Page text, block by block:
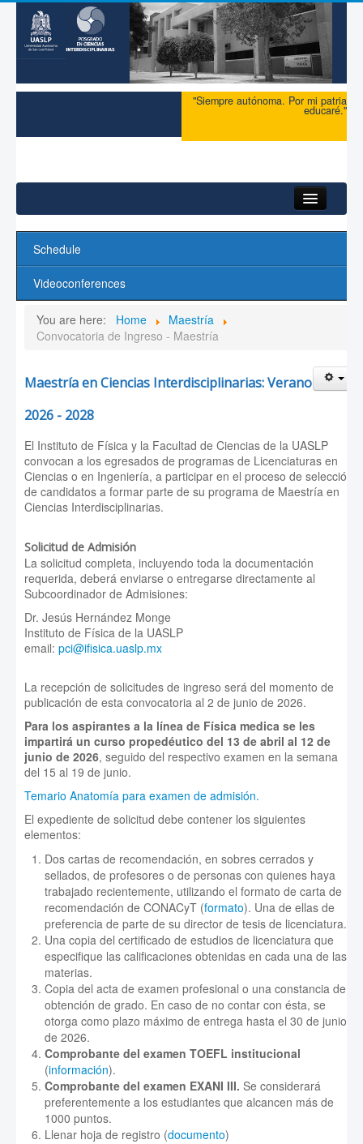
"Siempre autónoma. Por mi patria
educaré."
Research
Schedule
Videoconferences
You are here: Home
Maestría
Convocatoria de Ingreso - Maestría
Maestría en Ciencias Interdisciplinarias: Verano
2026 - 2028
El Instituto de Física y la Facultad de Ciencias de la UASLP
convocan a los egresados de programas de Licenciaturas en
Ciencias o en Ingeniería, a participar en el proceso de selección
de candidatos a formar parte de su programa de Maestría en
Ciencias Interdisciplinarias.
Solicitud de Admisión
La solicitud completa, incluyendo toda la documentación
requerida, deberá enviarse o entregarse directamente al
Subcoordinador de Admisiones:
Dr. Jesús Hernández Monge
Instituto de Física de la UASLP
email: pci@ifisica.uaslp.mx
La recepción de solicitudes de ingreso será del momento de
publicación de esta convocatoria al 2 de junio de 2026.
Para los aspirantes a la línea de Física medica se les
impartirá un curso propedéutico del 13 de abril al 12 de
junio de 2026, seguido del respectivo examen en la semana
del 15 al 19 de junio.
Temario Anatomía para examen de admisión.
El expediente de solicitud debe contener los siguientes
elementos:
Dos cartas de recomendación, en sobres cerrados y
sellados, de profesores o de personas con quienes haya
trabajado recientemente, utilizando el formato de carta de
recomendación de CONACyT (formato). Una de ellas de
preferencia de parte de su director de tesis de licenciatura.
Una copia del certificado de estudios de licenciatura que
especifique las calificaciones obtenidas en cada una de las
materias.
Copia del acta de examen profesional o una constancia de
obtención de grado. En caso de no contar con ésta, se
otorga como plazo máximo de entrega hasta el 30 de junio
de 2026.
Comprobante del examen TOEFL institucional
(información).
Comprobante del examen EXANI III. Se considerará
preferentemente a los estudiantes que alcancen más de
1000 puntos.
Llenar hoja de registro (documento)